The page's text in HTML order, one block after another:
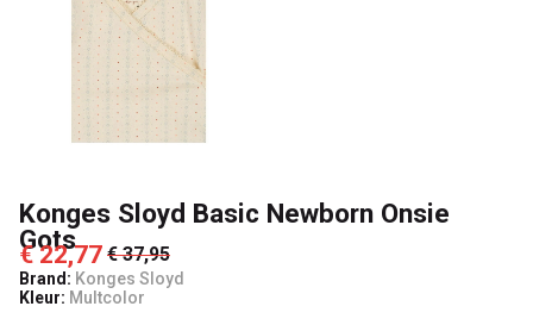
Konges Sloyd Basic Newborn Onsie
Gots
€ 22,77 € 37,95
Brand: Konges Sloyd
Kleur: Multcolor